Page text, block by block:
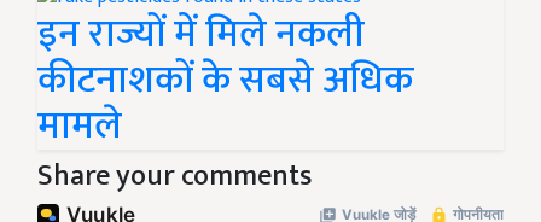
इन राज्यों में मिले नकली
कीटनाशकों के सबसे अधिक
मामले
Share your comments